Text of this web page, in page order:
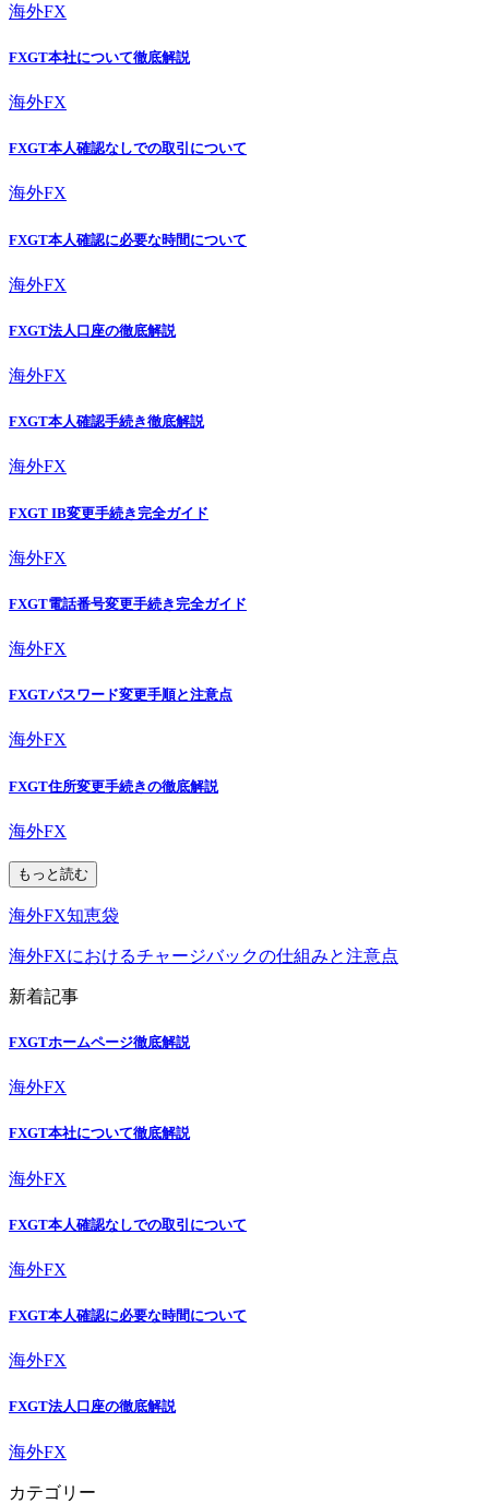
海外FX
FXGT本社について徹底解説
海外FX
FXGT本人確認なしでの取引について
海外FX
FXGT本人確認に必要な時間について
海外FX
FXGT法人口座の徹底解説
海外FX
FXGT本人確認手続き徹底解説
海外FX
FXGT IB変更手続き完全ガイド
海外FX
FXGT電話番号変更手続き完全ガイド
海外FX
FXGTパスワード変更手順と注意点
海外FX
FXGT住所変更手続きの徹底解説
海外FX
もっと読む
海外FX知恵袋
海外FXにおけるチャージバックの仕組みと注意点
新着記事
FXGTホームページ徹底解説
海外FX
FXGT本社について徹底解説
海外FX
FXGT本人確認なしでの取引について
海外FX
FXGT本人確認に必要な時間について
海外FX
FXGT法人口座の徹底解説
海外FX
カテゴリー